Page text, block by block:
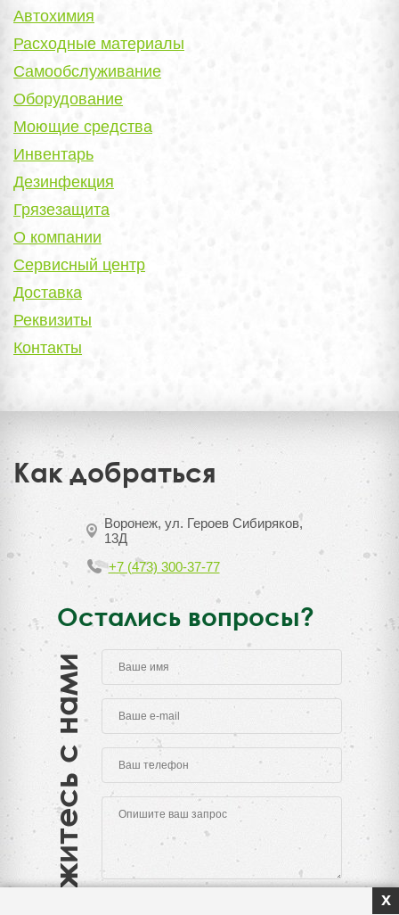
Автохимия
Расходные материалы
Самообслуживание
Оборудование
Моющие средства
Инвентарь
Дезинфекция
Грязезащита
О компании
Сервисный центр
Доставка
Реквизиты
Контакты
Как добраться
Воронеж, ул. Героев Сибиряков,
13Д
+7 (473) 300-37-77
Остались вопросы?
Свяжитесь с нами x